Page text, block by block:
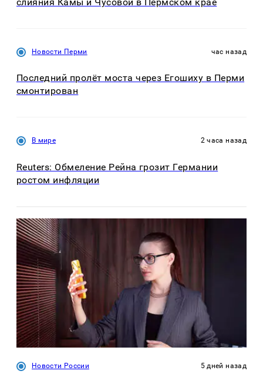
Новости Перми час назад
Последний пролёт моста через Егошиху в Перми
смонтирован
В мире 2 часа назад
Reuters: Обмеление Рейна грозит Германии
ростом инфляции
Новости России 5 дней назад